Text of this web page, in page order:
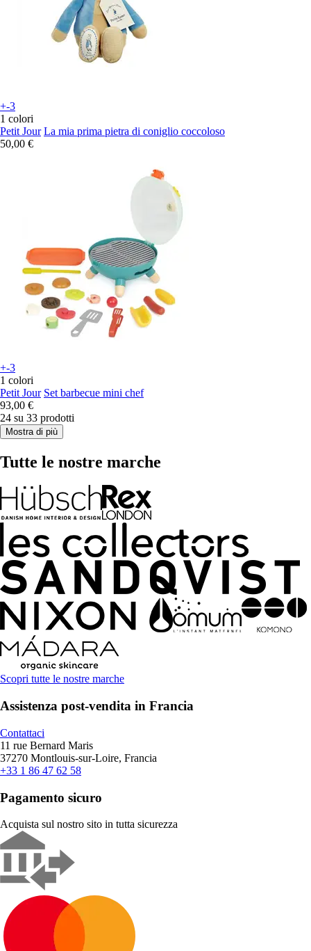
+-3
1 colori
Petit Jour La mia prima pietra di coniglio coccoloso
50,00 €
+-3
1 colori
Petit Jour Set barbecue mini chef
93,00 €
24 su 33 prodotti
Mostra di più
Tutte le nostre marche
Scopri tutte le nostre marche
Assistenza post-vendita in Francia
Contattaci
11 rue Bernard Maris
37270 Montlouis-sur-Loire, Francia
+33 1 86 47 62 58
Pagamento sicuro
Acquista sul nostro sito in tutta sicurezza